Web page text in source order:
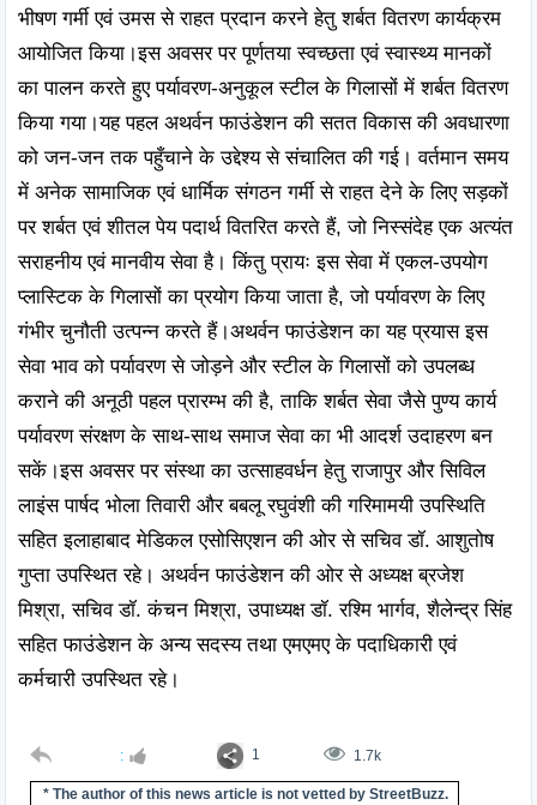
भीषण गर्मी एवं उमस से राहत प्रदान करने हेतु शर्बत वितरण कार्यक्रम
आयोजित किया।इस अवसर पर पूर्णतया स्वच्छता एवं स्वास्थ्य मानकों
का पालन करते हुए पर्यावरण-अनुकूल स्टील के गिलासों में शर्बत वितरण
किया गया।यह पहल अथर्वन फाउंडेशन की सतत विकास की अवधारणा
को जन-जन तक पहुँचाने के उद्देश्य से संचालित की गई। वर्तमान समय
में अनेक सामाजिक एवं धार्मिक संगठन गर्मी से राहत देने के लिए सड़कों
पर शर्बत एवं शीतल पेय पदार्थ वितरित करते हैं, जो निस्संदेह एक अत्यंत
सराहनीय एवं मानवीय सेवा है। किंतु प्रायः इस सेवा में एकल-उपयोग
प्लास्टिक के गिलासों का प्रयोग किया जाता है, जो पर्यावरण के लिए
गंभीर चुनौती उत्पन्न करते हैं।अथर्वन फाउंडेशन का यह प्रयास इस
सेवा भाव को पर्यावरण से जोड़ने और स्टील के गिलासों को उपलब्ध
कराने की अनूठी पहल प्रारम्भ की है, ताकि शर्बत सेवा जैसे पुण्य कार्य
पर्यावरण संरक्षण के साथ-साथ समाज सेवा का भी आदर्श उदाहरण बन
सकें।इस अवसर पर संस्था का उत्साहवर्धन हेतु राजापुर और सिविल
लाइंस पार्षद भोला तिवारी और बबलू रघुवंशी की गरिमामयी उपस्थिति
सहित इलाहाबाद मेडिकल एसोसिएशन की ओर से सचिव डॉ. आशुतोष
गुप्ता उपस्थित रहे। अथर्वन फाउंडेशन की ओर से अध्यक्ष ब्रजेश
मिश्रा, सचिव डॉ. कंचन मिश्रा, उपाध्यक्ष डॉ. रश्मि भार्गव, शैलेन्द्र सिंह
सहित फाउंडेशन के अन्य सदस्य तथा एमएमए के पदाधिकारी एवं
कर्मचारी उपस्थित रहे।
: 1 1.7k
* The author of this news article is not vetted by StreetBuzz.